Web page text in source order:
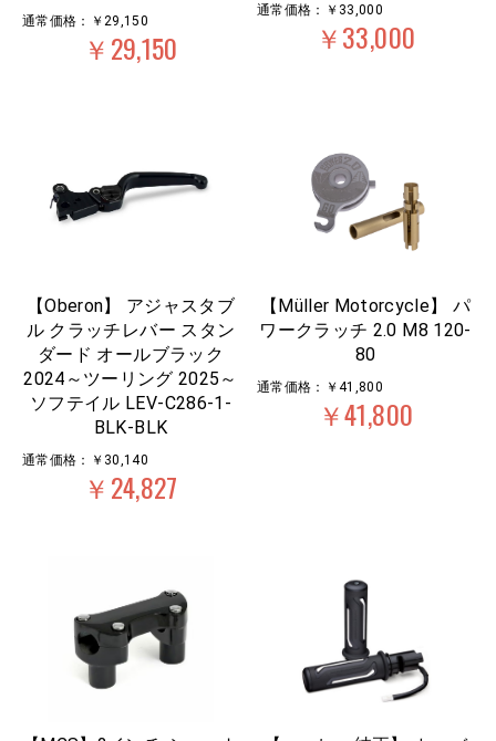
通常価格：￥29,150
￥29,150
通常価格：￥33,000
￥33,000
【Oberon】 アジャスタブ
ル クラッチレバー スタン
ダード オールブラック
2024～ツーリング 2025～
ソフテイル LEV-C286-1-
BLK-BLK
通常価格：￥30,140
￥24,827
【Müller Motorcycle】 パ
ワークラッチ 2.0 M8 120-
80
通常価格：￥41,800
￥41,800